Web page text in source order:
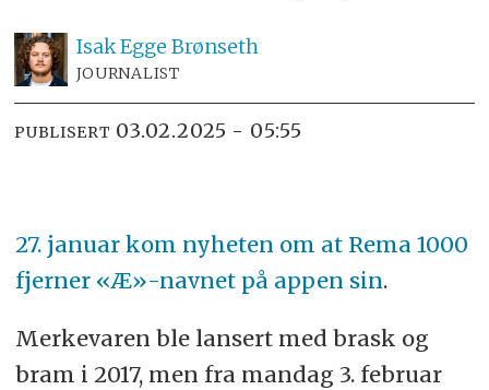
IsakEgge Brønseth
JOURNALIST
PUBLISERT 03.02.2025 - 05:55
27. januar kom nyheten om at Rema 1000
fjerner «Æ»-navnet på appen sin.
Merkevaren ble lansert med brask og
bram i 2017, men fra mandag 3. februar